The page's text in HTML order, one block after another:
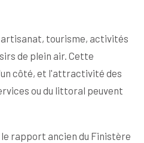
artisanat, tourisme, activités
de plein air. Cette
côté, et l'attractivité des
ou du littoral peuvent
rapport ancien du Finistère